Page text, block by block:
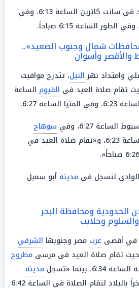
كاترين الساعة 6:13، وفي
شمال وجنوب الصعيد»..
والأقصر وأسوان
وامتداد نهرالنيل، تتدرج مواقيت
تقام صلاة العيد في الفيوم الساعة
وفي المنيا الساعة 6:27.
6:27، وفي
سوهاج
لتسجل في مدينة أبو سمبل
الحدودية ومحافظة البحر
وحلايب
في أقصى غرب مصر وجنوبها الشرقي
حيث تقام صلاة العيد في مرسى مطروح
مدينة
الأكثر تأخراً بالبلاد لتقام الصلاة في الساعة 6:42